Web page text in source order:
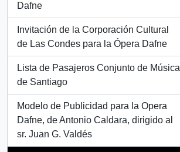
Dafne
Invitación de la Corporación Cultural
de Las Condes para la Ópera Dafne
Lista de Pasajeros Conjunto de Música
de Santiago
Modelo de Publicidad para la Opera
Dafne, de Antonio Caldara, dirigido al
sr. Juan G. Valdés